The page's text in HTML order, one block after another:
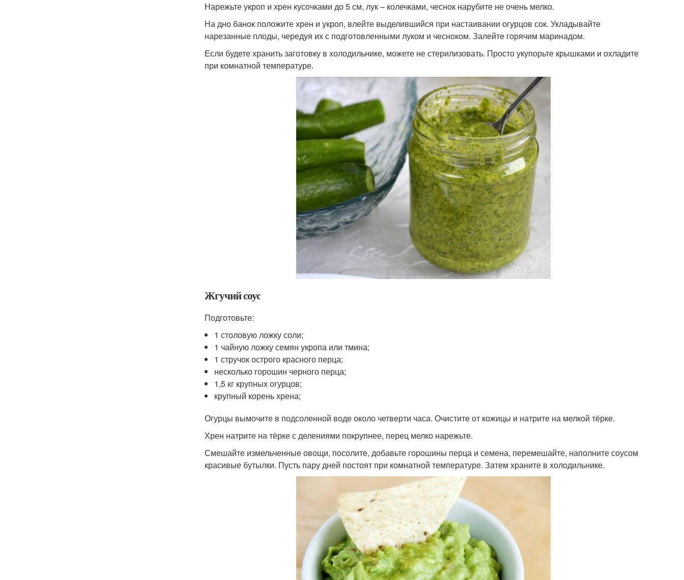
Нарежьте укроп и хрен кусочками до 5 см, лук – колечками, чеснок нарубите не очень мелко.
На дно банок положите хрен и укроп, влейте выделившийся при настаивании огурцов сок. Укладывайте
нарезанные плоды, чередуя их с подготовленными луком и чесноком. Залейте горячим маринадом.
Если будете хранить заготовку в холодильнике, можете не стерилизовать. Просто укупорьте крышками и охладите
при комнатной температуре.
Жгучий соус
Подготовьте:
1 столовую ложку соли;
1 чайную ложку семян укропа или тмина;
1 стручок острого красного перца;
несколько горошин черного перца;
1,5 кг крупных огурцов;
крупный корень хрена;
Огурцы вымочите в подсоленной воде около четверти часа. Очистите от кожицы и натрите на мелкой тёрке.
Хрен натрите на тёрке с делениями покрупнее, перец мелко нарежьте.
Смешайте измельченные овощи, посолите, добавьте горошины перца и семена, перемешайте, наполните соусом
красивые бутылки. Пусть пару дней постоят при комнатной температуре. Затем храните в холодильнике.